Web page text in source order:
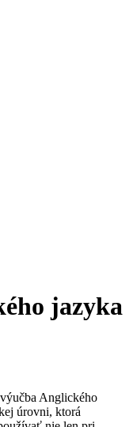
jazyka
Anglického
úrovni, ktorá